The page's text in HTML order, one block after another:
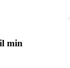
min